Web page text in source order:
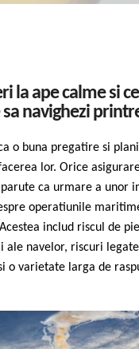
la ape calme si
navighezi
o buna pregatire si
lor. Orice
ca urmare a unor
operatiunile
includ riscul de
ale navelor, riscuri legate
o varietate larga de